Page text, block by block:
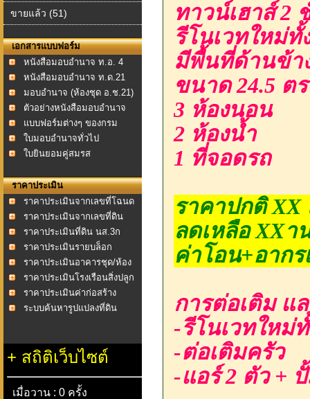
ขายแล้ว (51)
เอกสารแบบฟอร์ม
หนังสือมอบอำนาจ ท.อ. 4
หนังสือมอบอำนาจ ท.ด.21
มอบอำนาจ (ห้องชุด อ.ช.21)
ตัวอย่างหนังสือมอบอำนาจ
แบบฟอร์มต่างๆ ของกรม
ที่ดิน
ใบมอบอำนาจทั่วไป
ใบยินยอมคู่สมรส
ราคาประเมิน
ราคาประเมินจากเลขที่โฉนด
ราคาประเมินจากเลขที่ดิน
ราคาประเมินที่ดิน นส.3ก
ราคาประเมินรายบล็อก
ราคาประเมินอาคารชุด/ห้อง
ชุด
ราคาประเมินโรงเรือนสิ่งปลูก
สร้าง ราคาประเมินค่าก่อสร้าง
อาคาร พ.ศ.2558
ระบบค้นหารูปแปลงที่ดิน
+ สถิติเว็บไซต์
เมื่อวาน : 0 ครั้ง
ทาวน์เฮาส์ 2
รีโนเวทใหม่ทั้
มีพื้นที่ด้านข้า
ขนาด 24.5 ต
3 ห้องนอน
2 ห้องน้ำ
1 ที่จอดรถ
ราคาปกติ
ลดเหลือ XXา
ค่าโอน+อาก
การต่อเติม แ
-รีโนเวทใหม่
-ต่อเติมครัว
-แอร์ 2 ตัว +